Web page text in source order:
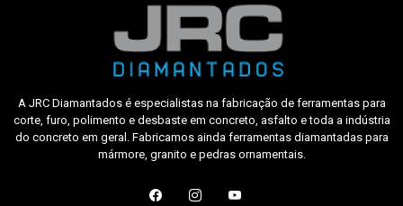
A JRC Diamantados é especialistas na fabricação de ferramentas para
corte, furo, polimento e desbaste em concreto, asfalto e toda a indústria
do concreto em geral. Fabricamos ainda ferramentas diamantadas para
mármore, granito e pedras ornamentais.